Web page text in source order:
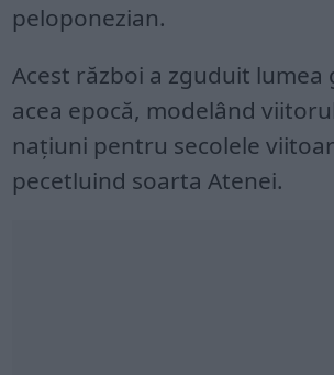
peloponezian.
Acest război a zguduit lumea
acea epocă, modelând
națiuni pentru secolele
pecetluind soarta Atenei.